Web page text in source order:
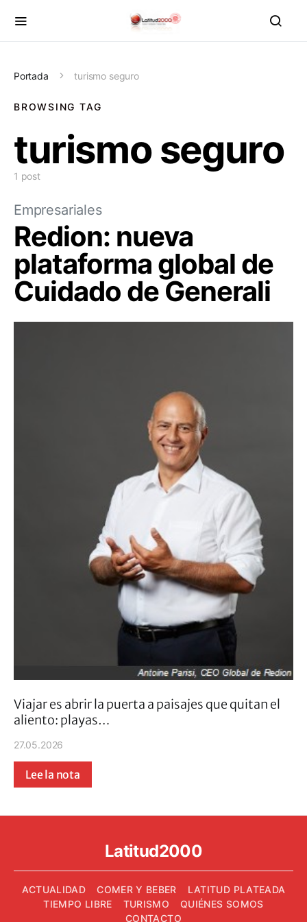
Portada turismo seguro
BROWSING TAG
turismo seguro
1 post
Empresariales
Redion: nueva
plataforma global de
Cuidado de Generali
Viajar es abrir la puerta a paisajes que quitan el
aliento: playas…
27.05.2026
Lee la nota
Latitud2000
ACTUALIDAD COMER Y BEBER
LATITUD PLATEADA
TIEMPO LIBRE
TURISMO
QUIÉNES SOMOS
CONTACTO